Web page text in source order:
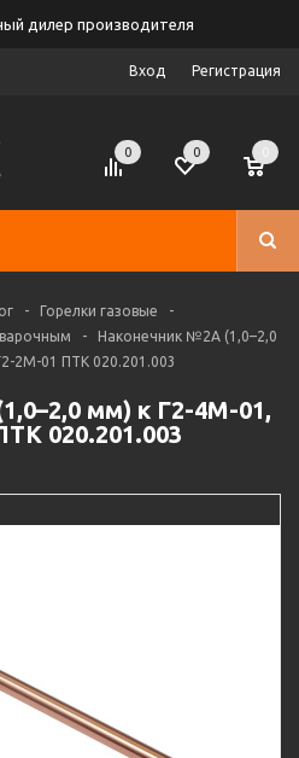
дилер производителя
Вход Регистрация
0 0
- Горелки газовые
-
-
Наконечник №2А (1,0–2,0
2М-01 ПТК 020.201.003
мм) к Г2-4М-01,
020.201.003